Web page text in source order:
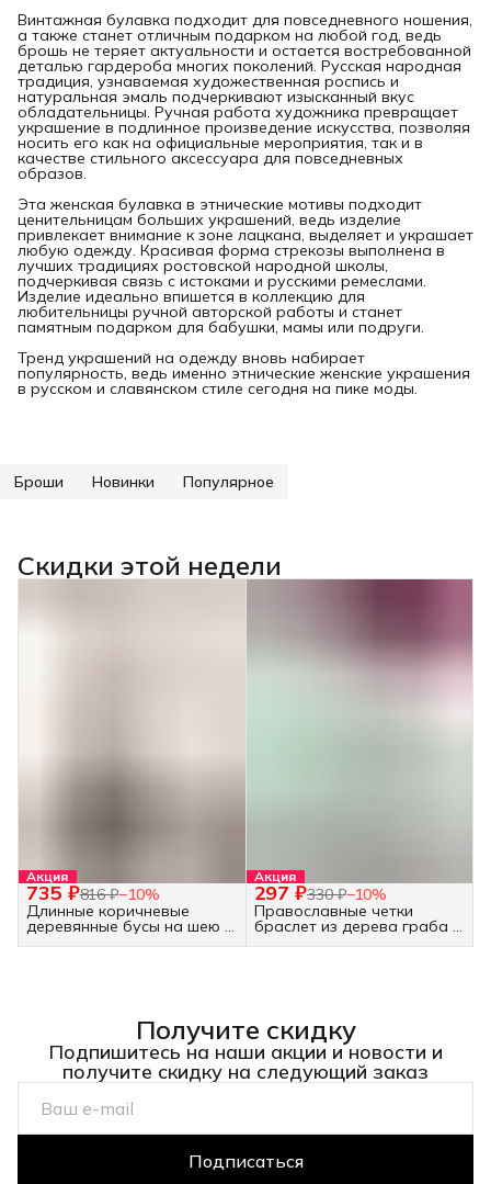
Винтажная булавка подходит для повседневного ношения,
а также станет отличным подарком на любой год, ведь
брошь не теряет актуальности и остается востребованной
деталью гардероба многих поколений. Русская народная
традиция, узнаваемая художественная роспись и
натуральная эмаль подчеркивают изысканный вкус
обладательницы. Ручная работа художника превращает
украшение в подлинное произведение искусства, позволяя
носить его как на официальные мероприятия, так и в
качестве стильного аксессуара для повседневных
образов.
Эта женская булавка в этнические мотивы подходит
ценительницам больших украшений, ведь изделие
привлекает внимание к зоне лацкана, выделяет и украшает
любую одежду. Красивая форма стрекозы выполнена в
лучших традициях ростовской народной школы,
подчеркивая связь с истоками и русскими ремеслами.
Изделие идеально впишется в коллекцию для
любительницы ручной авторской работы и станет
памятным подарком для бабушки, мамы или подруги.
Тренд украшений на одежду вновь набирает
популярность, ведь именно этнические женские украшения
в русском и славянском стиле сегодня на пике моды.
Броши Новинки Популярное
Скидки этой недели
Акция
735 ₽816 ₽−10%
Длинные коричневые
деревянные бусы на шею -
Акция
297 ₽330 ₽−10%
Православные четки
браслет из дерева граба -
Получите скидку
Подпишитесь на наши акции и новости и
получите скидку на следующий заказ
Подписаться